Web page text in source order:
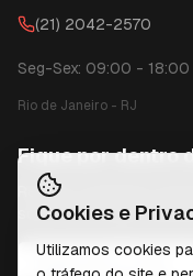
(21) 2042-2570
Seg-Sex: 09:00 - 18:00
Rio de Janeiro - RJ
Fique por dentro
Receba conteúdos
sobre tecnologia
Cookies e
Utilizamos cookies